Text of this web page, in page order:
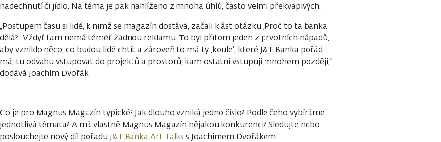
nadechnutí či jídlo. Na téma je pak nahlíženo z mnoha úhlů, často velmi překvapivých.
„Postupem času si lidé, k nimž se magazín dostává, začali klást otázku ‚Proč to ta banka
dělá?‘. Vždyť tam nemá téměř žádnou reklamu. To byl přitom jeden z prvotních nápadů,
aby vzniklo něco, co budou lidé chtít a zároveň to má ty ‚koule’, které J&T Banka pořád
má, tu odvahu vstupovat do projektů a prostorů, kam ostatní vstupují mnohem později,“
dodává Joachim Dvořák.
Co je pro Magnus Magazín typické? Jak dlouho vzniká jedno číslo? Podle čeho vybíráme
jednotlivá témata? A má vlastně Magnus Magazín nějakou konkurenci? Sledujte nebo
poslouchejte nový díl pořadu J&T Banka Art Talks s Joachimem Dvořákem.